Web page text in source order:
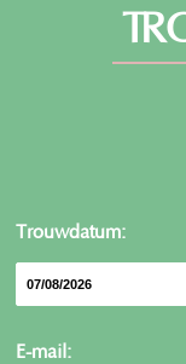
Trouwdatum:
E-mail: